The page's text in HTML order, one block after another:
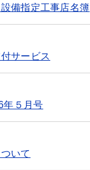
備指定工事店名簿
サービス
年５月号
いて